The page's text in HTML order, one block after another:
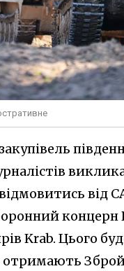
від
концерн
Krab. Цього